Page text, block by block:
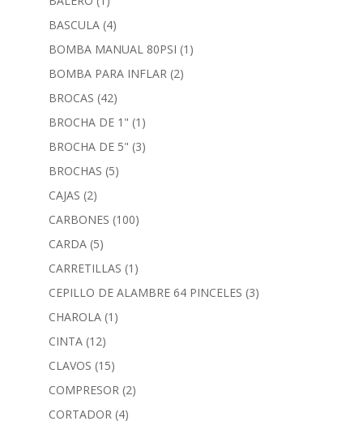
BASCULA (4)
BOMBA MANUAL 80PSI (1)
BOMBA PARA INFLAR (2)
BROCAS (42)
BROCHA DE 1" (1)
BROCHA DE 5" (3)
BROCHAS (5)
CAJAS (2)
CARBONES (100)
CARDA (5)
CARRETILLAS (1)
CEPILLO DE ALAMBRE 64 PINCELES (3)
CHAROLA (1)
CINTA (12)
CLAVOS (15)
COMPRESOR (2)
CORTADOR (4)